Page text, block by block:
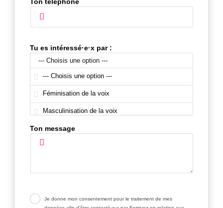
Tu es intéressé·e·x par :
Ton message
Je donne mon consentement pour le traitement de mes